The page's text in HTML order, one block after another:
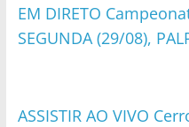
EM DIRETO
SEGUNDA (29/08),
ASSISTIR AO VIVO